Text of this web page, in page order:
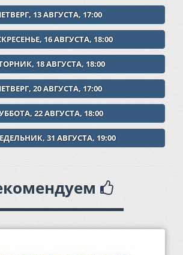
13 АВГУСТА, 17:00
16 АВГУСТА, 18:00
18 АВГУСТА, 18:00
20 АВГУСТА, 17:00
22 АВГУСТА, 18:00
31 АВГУСТА, 19:00